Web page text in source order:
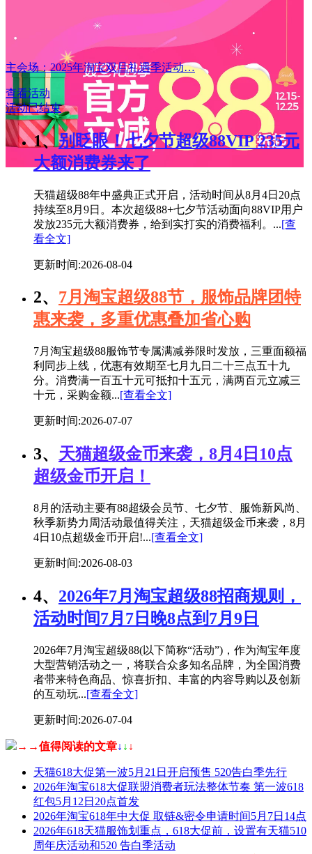
主会场：2025年淘宝双旦礼遇季活动…
查看活动
活动已结束
1、 别眨眼！七夕节超级88VIP 235元
大额消费券来了
天猫超级88年中盛典正式开启，活动时间从8月4日20点
持续至8月9日。本次超级88+七夕节活动面向88VIP用户
发放235元大额消费券，给到实打实的消费福利。...[查
看全文]
更新时间:2026-08-04
2、 7月淘宝超级88节，服饰品牌团特
惠来袭，多重优惠叠加省心购
7月淘宝超级88服饰节专属满减券限时发放，三重面额福
利同步上线，优惠有效期至七月九日二十三点五十九
分。消费满一百五十元可抵扣十五元，满两百元立减三
十元，采购金额...[查看全文]
更新时间:2026-07-07
3、 天猫超级金币来袭，8月4日10点
超级金币开启！
8月的活动主要有88超级会员节、七夕节、服饰新风尚、
秋季新势力周活动最值得关注，天猫超级金币来袭，8月
4日10点超级金币开启!...[查看全文]
更新时间:2026-08-03
4、 2026年7月淘宝超级88招商规则，
活动时间7月7日晚8点到7月9日
2026年7月淘宝超级88(以下简称“活动”)，作为淘宝年度
大型营销活动之一，将联合众多知名品牌，为全国消费
者带来特色商品、惊喜折扣、丰富的内容导购以及创新
的互动玩...[查看全文]
更新时间:2026-07-04
→→值得阅读的文章↓ ↓ ↓
天猫618大促第一波5月21日开启预售 520告白季先行
2026年淘宝618大促联盟消费者玩法整体节奏 第一波618
红包5月12日20点首发
2026年淘宝618年中大促 取链&密令申请时间5月7日14点
2026年618天猫服饰划重点，618大促前，设置有天猫510
周年庆活动和520 告白季活动